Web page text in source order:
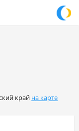
край на карте